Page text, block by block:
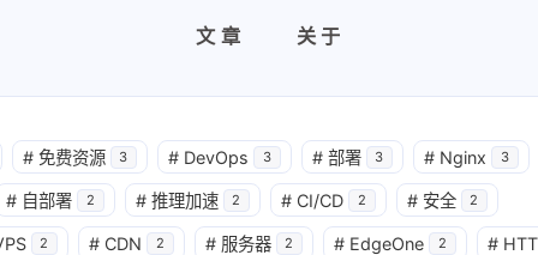
文章 关于
# 免费资源 3 # DevOps 3 # 部署 3 # Nginx 3
# 自部署 2 # 推理加速 2 # CI/CD 2 # 安全 2
2 # CDN 2 # 服务器 2 # EdgeOne 2 #